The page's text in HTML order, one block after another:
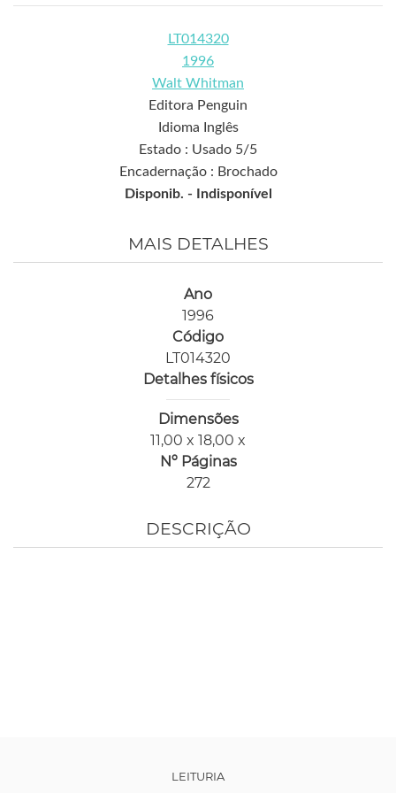
LT014320
1996
Walt Whitman
Editora Penguin
Idioma Inglês
Estado : Usado 5/5
Encadernação : Brochado
Disponib. -
Indisponível
MAIS DETALHES
Ano
1996
Código
LT014320
Detalhes físicos
Dimensões
11,00 x 18,00 x
Nº Páginas
272
DESCRIÇÃO
LEITURIA